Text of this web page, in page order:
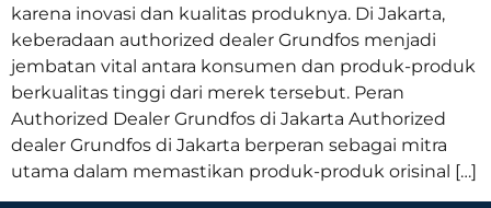
karena inovasi dan kualitas produknya. Di Jakarta,
keberadaan authorized dealer Grundfos menjadi
jembatan vital antara konsumen dan produk-produk
berkualitas tinggi dari merek tersebut. Peran
Authorized Dealer Grundfos di Jakarta Authorized
dealer Grundfos di Jakarta berperan sebagai mitra
utama dalam memastikan produk-produk orisinal […]